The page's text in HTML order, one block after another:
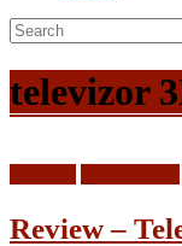
televizor
Review –